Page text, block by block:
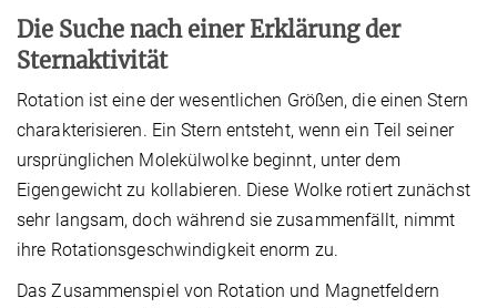
Die Suche nach einer Erklärung der
Sternaktivität
Rotation ist eine der wesentlichen Größen, die einen Stern
charakterisieren. Ein Stern entsteht, wenn ein Teil seiner
ursprünglichen Molekülwolke beginnt, unter dem
Eigengewicht zu kollabieren. Diese Wolke rotiert zunächst
sehr langsam, doch während sie zusammenfällt, nimmt
ihre Rotationsgeschwindigkeit enorm zu.
Das Zusammenspiel von Rotation und Magnetfeldern